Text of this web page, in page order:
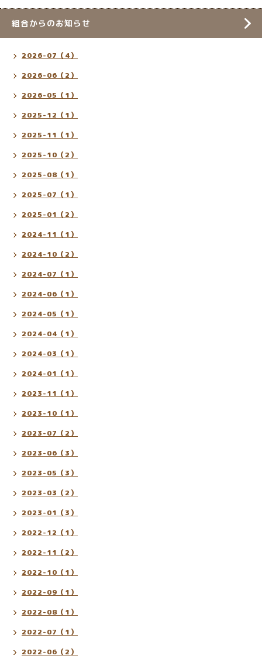
組合からのお知らせ
2026-07（4）
2026-06（2）
2026-05（1）
2025-12（1）
2025-11（1）
2025-10（2）
2025-08（1）
2025-07（1）
2025-01（2）
2024-11（1）
2024-10（2）
2024-07（1）
2024-06（1）
2024-05（1）
2024-04（1）
2024-03（1）
2024-01（1）
2023-11（1）
2023-10（1）
2023-07（2）
2023-06（3）
2023-05（3）
2023-03（2）
2023-01（3）
2022-12（1）
2022-11（2）
2022-10（1）
2022-09（1）
2022-08（1）
2022-07（1）
2022-06（2）